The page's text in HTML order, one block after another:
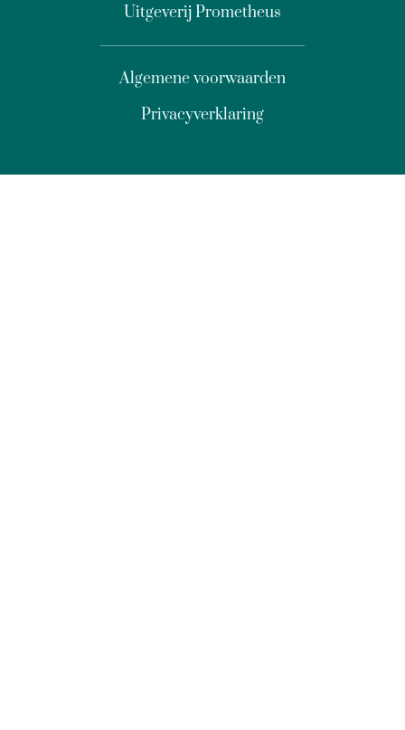
Uitgeverij Prometheus
Privacyverklaring
Algemene voorwaarden